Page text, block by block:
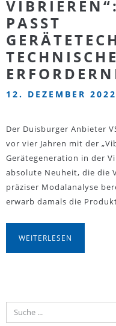
PASST
12. DEZEMBER 2022
Der Duisburger Anbieter
vor vier Jahren mit der
Gerätegeneration in der
absolute Neuheit, die die
präziser Modalanalyse
erwarb damals die
WEITERLESEN